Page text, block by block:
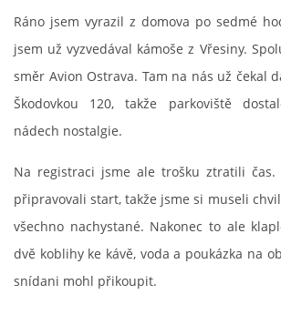
Inzerce prodej
Aktuálně-pozvánky
Kalendář veteránských akcí 2026
Prvomájová jízda 2026
Old Fiat Club historie
Ráno jsem vyrazil z domova po sedmé
jsem už vyzvedával kámoše z Vřesiny.
směr Avion Ostrava. Tam na nás už čekal
Škodovkou 120, takže parkoviště
nádech nostalgie.
Na registraci jsme ale trošku ztratili čas.
připravovali start, takže jsme si museli
všechno nachystané. Nakonec to ale
dvě koblihy ke kávě, voda a poukázka na
snídani mohl přikoupit.